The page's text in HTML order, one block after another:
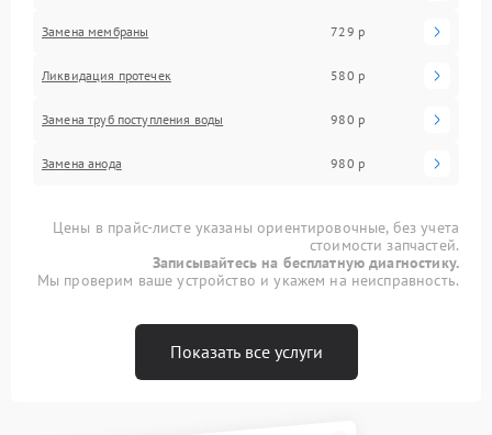
Замена мембраны 729 р
Ликвидация протечек 580 р
Замена труб поступления воды 980 р
Замена анода 980 р
Цены в прайс-листе указаны ориентировочные, без учета
стоимости запчастей.
Записывайтесь на бесплатную диагностику.
Мы проверим ваше устройство и укажем на неисправность.
Показать все услуги